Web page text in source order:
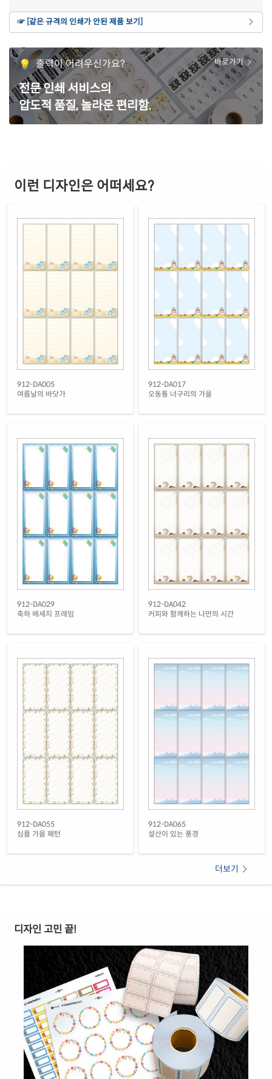
갈색 크라프트
CL912KR-DV003잉크젯, 레이저 겸용
흰색 모조 잉크젯
CJ912-DV003 잉크젯 전용
재질 설명
흰색 광택 레이저
CL912LG-DV003레이저 전용
재질 설명
CL912MP-DV003
레이저 전용
☞ [같은 규격의 인쇄가 안된 제품 보기]
출력이 어려우신가요?
전문 인쇄 서비스의
압도적 품질, 놀라운 편리함.
바로가기
이런 디자인은 어떠세요?
912-DA005
여름날의 바닷가
912-DA017
오동통 너구리의 가을
912-DA029
축하 메세지 프레임
912-DA042
커피와 함께하는 나만의 시간
912-DA055
심플 가을 패턴
912-DA065
설산이 있는 풍경
더보기
디자인 고민 끝!